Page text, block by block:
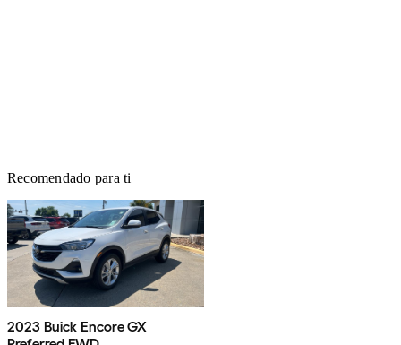
Recomendado para ti
2023 Buick Encore GX